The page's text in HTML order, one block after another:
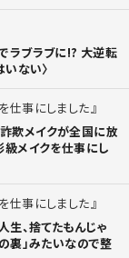
ラブラブに!? 大逆転
ない〉
仕事にしました
欺メイクが全国に放
メイクを仕事にし
仕事にしました
生、捨てたもんじゃ
裏」みたいなので整